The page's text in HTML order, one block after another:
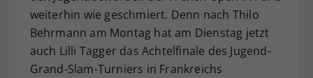
weiterhin wie geschmiert. Denn nach Thilo
Behrmann am Montag hat am Dienstag jetzt
auch Lilli Tagger das Achtelfinale des Jugend-
Grand-Slam-Turniers in Frankreichs
Zweck
Dieser Wert speichert Ihre Consent-
Einstellungen. Unter anderem eine
zufällig generierte ID, für die
historische Speicherung Ihrer